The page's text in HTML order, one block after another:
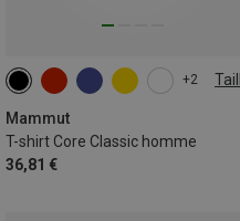
+2
Mammut
T-shirt Core Classic homme
36,81 €
S M L 3XL